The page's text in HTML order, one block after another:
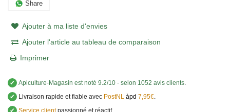
Share
Ajouter à ma liste d'envies
Ajouter l'article au tableau de comparaison
Imprimer
✔ Apiculture-Magasin est noté 9.2/10 - selon 1052 avis clients.
✔
Livraison rapide et fiable avec PostNL àpd 7,95€.
✔ Service clientpassionné et réactif.